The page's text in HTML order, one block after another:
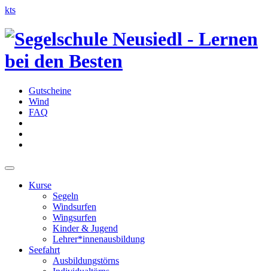
kts
Gutscheine
Wind
FAQ
Kurse
Segeln
Windsurfen
Wingsurfen
Kinder & Jugend
Lehrer*innenausbildung
Seefahrt
Ausbildungstörns